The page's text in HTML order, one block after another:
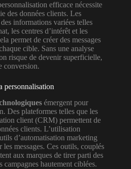
efficace nécessite
des données clients. Les
informations variées telles
les centres d’intérêt et les
permet de créer des messages
cible. Sans une analyse
risque de devenir superficielle,
conversion.
personnalisation
émergent pour
Des plateformes telles que les
client (CRM) permettent de
clients. L’utilisation
d’automatisation marketing
messages. Ces outils, couplés
aux marques de tirer parti des
campagnes hautement ciblées.